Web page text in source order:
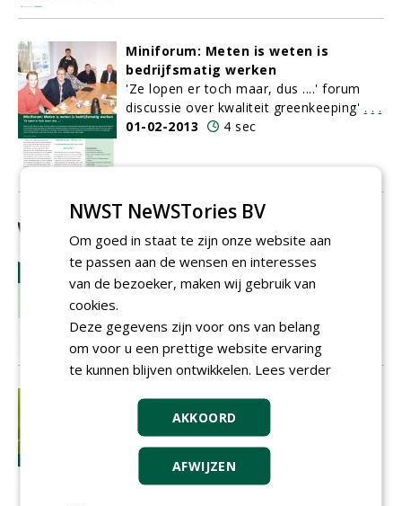
Miniforum: Meten is weten is
bedrijfsmatig werken
'Ze lopen er toch maar, dus ....' forum
discussie over kwaliteit greenkeeping' . . .
01-02-2013
4 sec
Kanttekeningen bij de
forumdiscussie
Vergeet planmatig werken en proactief
handelen niet!. ...
Help!
Relaties tussen planten, hun belagers en
hun vijanden.
01-02-2013
NWST NeWSTories BV
Om goed in staat te zijn onze website aan
te passen aan de wensen en interesses
van de bezoeker, maken wij gebruik van
cookies.
Deze gegevens zijn voor ons van belang
om voor u een prettige website ervaring
te kunnen blijven ontwikkelen. Lees verder
AKKOORD
AFWIJZEN